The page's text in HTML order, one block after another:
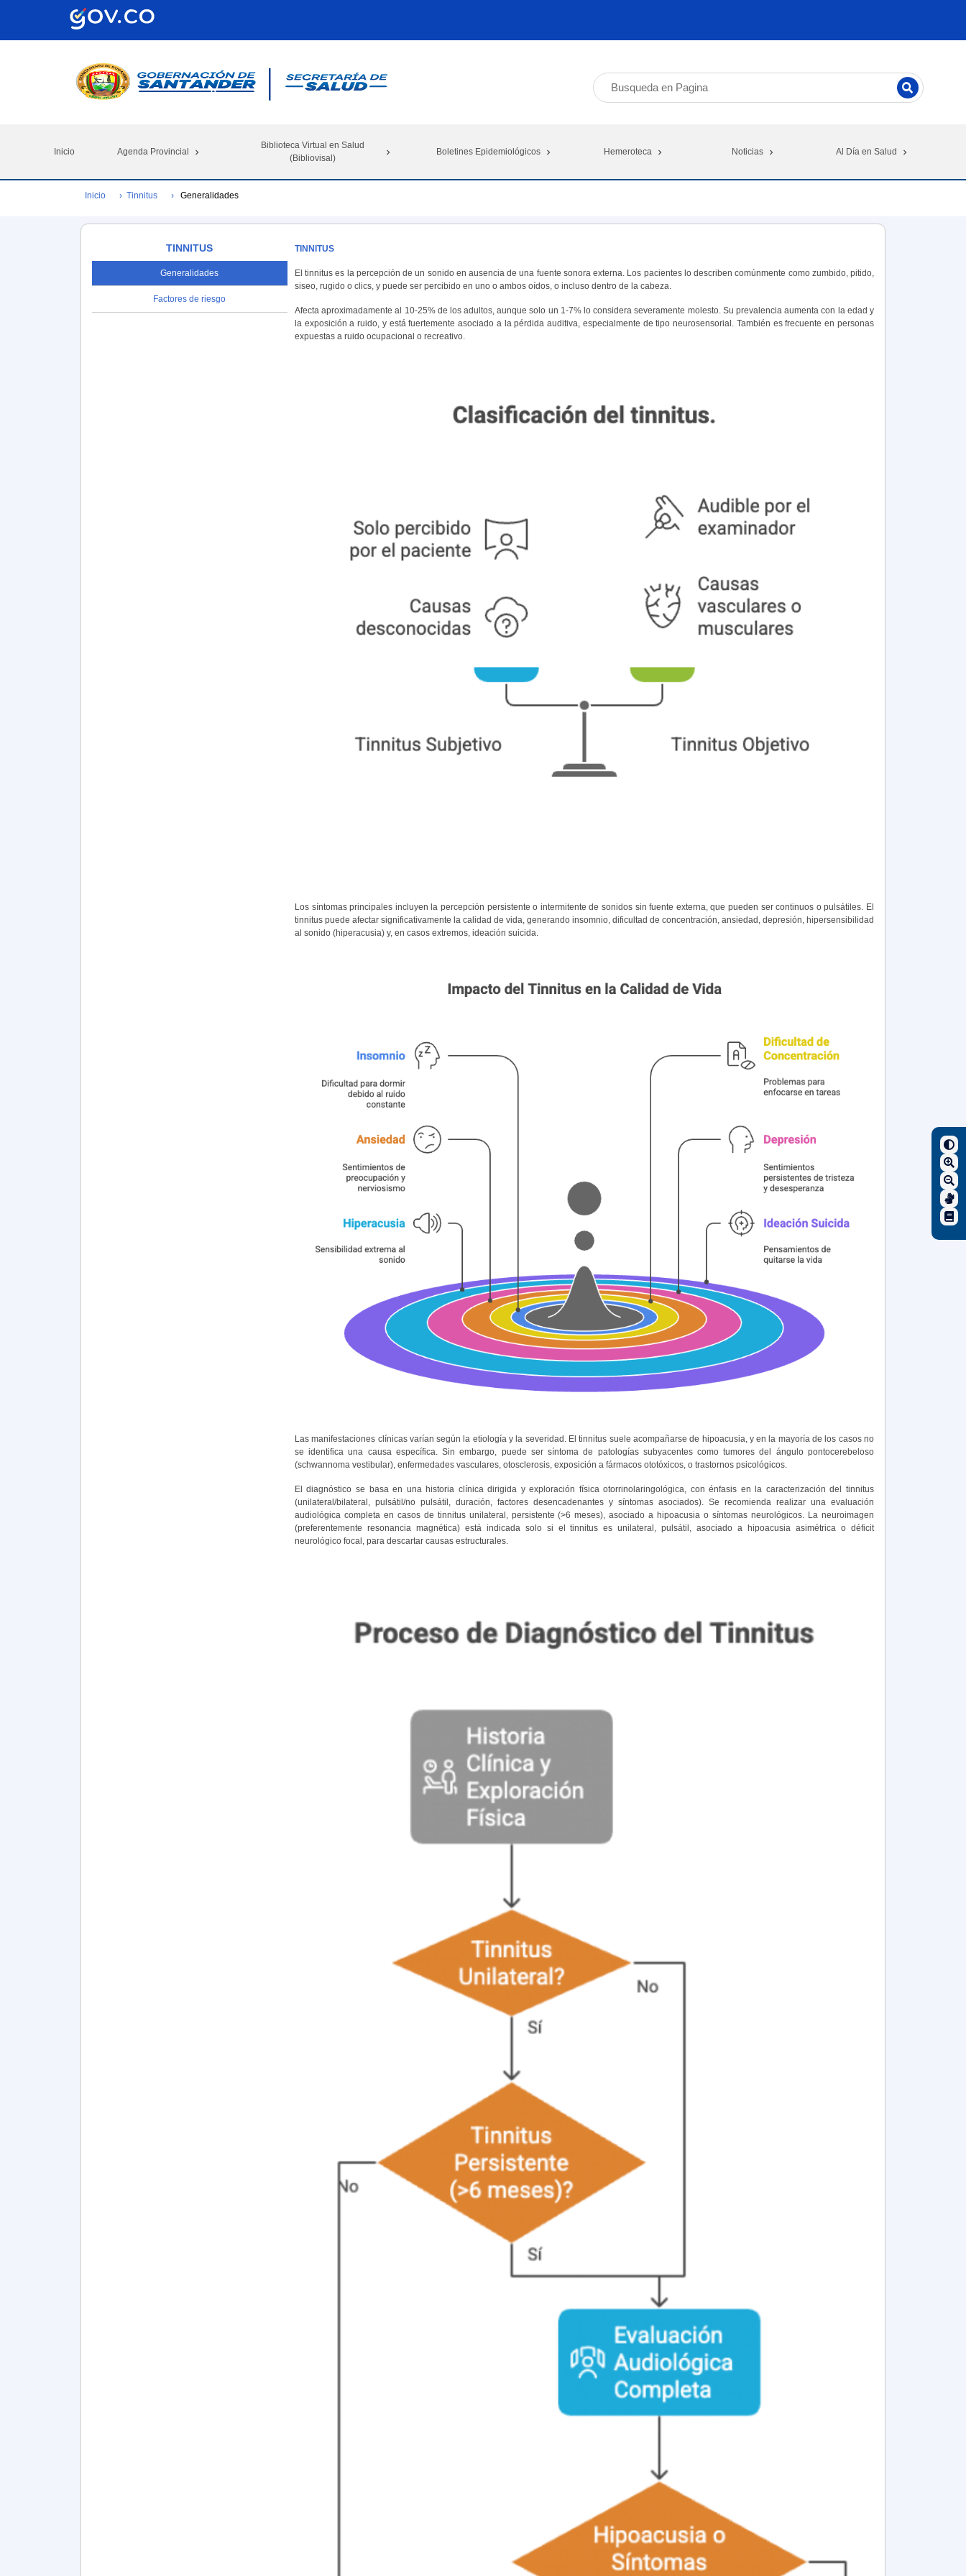
Inicio Agenda Provincial
Biblioteca Virtual en Salud
(Bibliovisal)
Boletines Epidemiológicos Hemeroteca Noticias Al Día en Salud
Inicio Tinnitus Generalidades
TINNITUS
Generalidades
Factores de riesgo
TINNITUS
El tinnitus es la percepción de un sonido en ausencia de una fuente sonora externa. Los pacientes lo describen comúnmente como zumbido, pitido,
siseo, rugido o clics, y puede ser percibido en uno o ambos oídos, o incluso dentro de la cabeza.
Afecta aproximadamente al 10-25% de los adultos, aunque solo un 1-7% lo considera severamente molesto. Su prevalencia aumenta con la edad y
la exposición a ruido, y está fuertemente asociado a la pérdida auditiva, especialmente de tipo neurosensorial. También es frecuente en personas
expuestas a ruido ocupacional o recreativo.
Los síntomas principales incluyen la percepción persistente o intermitente de sonidos sin fuente externa, que pueden ser continuos o pulsátiles. El
tinnitus puede afectar significativamente la calidad de vida, generando insomnio, dificultad de concentración, ansiedad, depresión, hipersensibilidad
al sonido (hiperacusia) y, en casos extremos, ideación suicida.
Las manifestaciones clínicas varían según la etiología y la severidad. El tinnitus suele acompañarse de hipoacusia, y en la mayoría de los casos no
se identifica una causa específica. Sin embargo, puede ser síntoma de patologías subyacentes como tumores del ángulo pontocerebeloso
(schwannoma vestibular), enfermedades vasculares, otosclerosis, exposición a fármacos ototóxicos, o trastornos psicológicos.
El diagnóstico se basa en una historia clínica dirigida y exploración física otorrinolaringológica, con énfasis en la caracterización del tinnitus
(unilateral/bilateral, pulsátil/no pulsátil, duración, factores desencadenantes y síntomas asociados). Se recomienda realizar una evaluación
audiológica completa en casos de tinnitus unilateral, persistente (>6 meses), asociado a hipoacusia o síntomas neurológicos. La neuroimagen
(preferentemente resonancia magnética) está indicada solo si el tinnitus es unilateral, pulsátil, asociado a hipoacusia asimétrica o déficit
neurológico focal, para descartar causas estructurales.